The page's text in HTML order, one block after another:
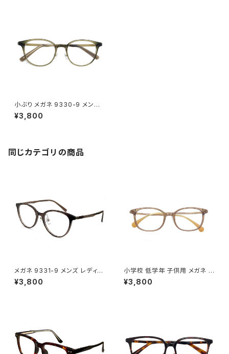
小ぶり メガネ 9330-9 メンズ
レディース ユニセックス 眼鏡 お
しゃれ ボストン ボスリントン型
¥3,800
同じカテゴリの商品
メガネ 9331-9 メンズ レディー
ス ユニセックス 眼鏡 おしゃれ
ボストン ウェリントン ボスリント
¥3,800
小学校 低学年 子供用 メガネ 5
324-6 キッズ メガネ 男の子 女
の子 子ども用 5歳 6歳 7歳 8
¥3,800